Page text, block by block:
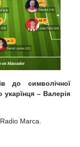
до символічної
– Валерія
Marca.